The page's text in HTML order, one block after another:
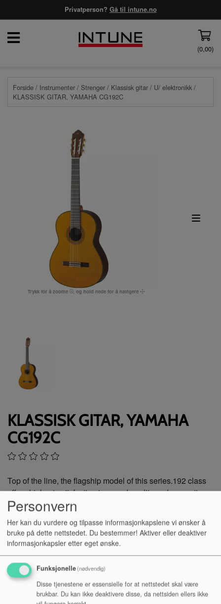
Privatperson? Gå til intune.no
(0,00)
Forside / Instrumenter / Strenger / Klassisk gitar / U/ elektronikk /
KLASSISK GITAR, YAMAHA CG192C
Trykk for å zoome og hold nede for å navigere
KLASSISK GITAR, YAMAHA
CG192C
Top of the line, the flagship model of this series.192 class
offers highest satisfaction in sound quality and cosmetics.
Mahogany neck, ebony fingerboard, Body binding inlay are
Kr 7 992,-
NOK
Antall:
Personvern
Her kan du vurdere og tilpasse informasjonkapslene vi ønsker å
bruke på dette nettstedet. Du bestemmer! Aktiver eller deaktiver
informasjonkapsler etter eget ønske.
Funksjonelle(nødvendig)
Disse tjenestene er essensielle for at nettstedet skal være
brukbar. Du kan ikke deaktivere disse, da nettsiden ellers ikke